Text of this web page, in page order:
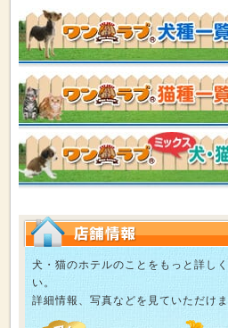
犬・猫のホテルのことをもっと詳し
い。
詳細情報、写真などを見ていただけま